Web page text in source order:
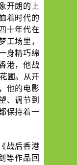
开朗的上
着时代的
十年代在
工场里，
身精巧绵
港，他战
圃。从开
他的电影
、调节到
保持着一
战后香港
等作品回